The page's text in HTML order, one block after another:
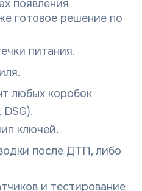
появления
готовое решение по
питания.
любых коробок
ключей.
после ДТП, либо
и тестирование